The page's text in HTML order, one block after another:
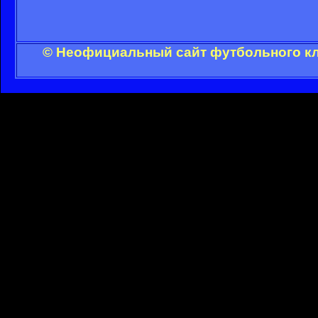
© Неофициальный сайт футбольного